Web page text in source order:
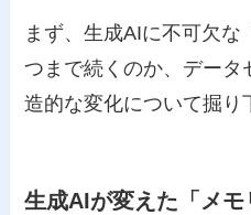
まず、生成AIに不可欠
つまで続くのか、デー
造的な変化について掘り
生成AIが変えた「メ